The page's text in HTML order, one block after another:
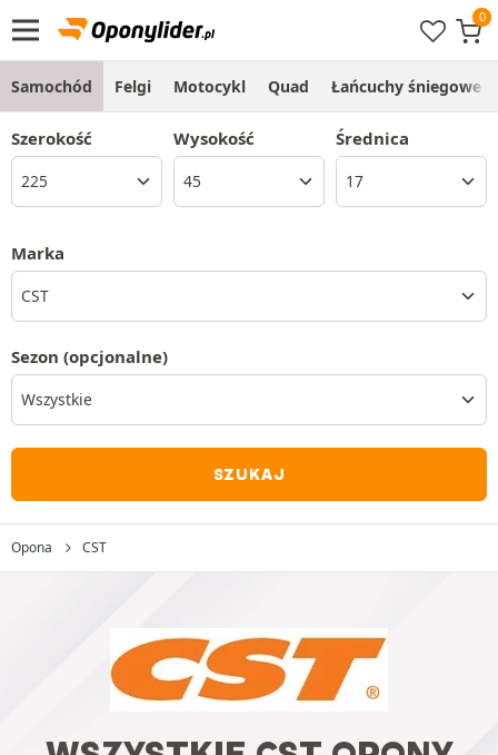
Samochód Felgi Motocykl Quad Łańcuchy śniegowe
Szerokość Wysokość Średnica
Marka
CST
Sezon (opcjonalne)
SZUKAJ
Opona CST